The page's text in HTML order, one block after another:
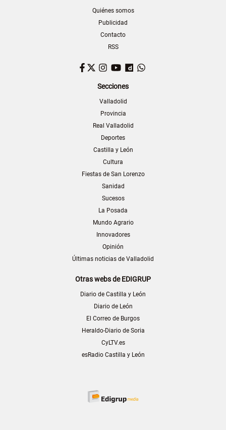
Quiénes somos
Publicidad
Contacto
RSS
Facebook
TwitterInstagram
YouTubeDailymotion
Secciones
Valladolid
Provincia
Real Valladolid
Deportes
Castilla y León
Cultura
Fiestas de San Lorenzo
Sanidad
Sucesos
La Posada
Mundo Agrario
Innovadores
Opinión
Últimas noticias de Valladolid
Otras webs de EDIGRUP
Diario de Castilla y León
Diario de León
El Correo de Burgos
Heraldo-Diario de Soria
CyLTV.es
esRadio Castilla y León